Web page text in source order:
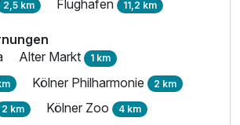
2,5 km Flughafen 11,2 km
Alter Markt 1 km
Kölner Philharmonie 2 km
2 km Kölner Zoo 4 km